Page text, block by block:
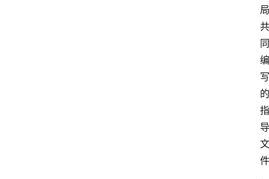
局
共
同
编
写
的
指
导
文
件